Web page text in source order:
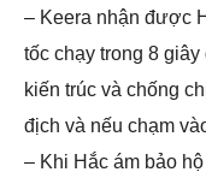
– Keera nhận được
tốc chạy trong 8
kiến trúc và chống
địch và nếu chạm
– Khi Hắc ám bảo